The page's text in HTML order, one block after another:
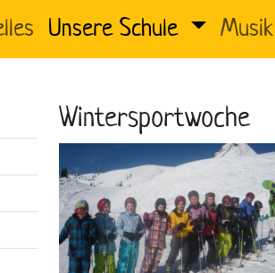
Unsere Schule Musik
Wintersportwoche